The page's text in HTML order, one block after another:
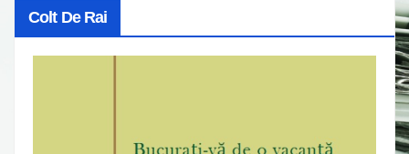
Colt De Rai